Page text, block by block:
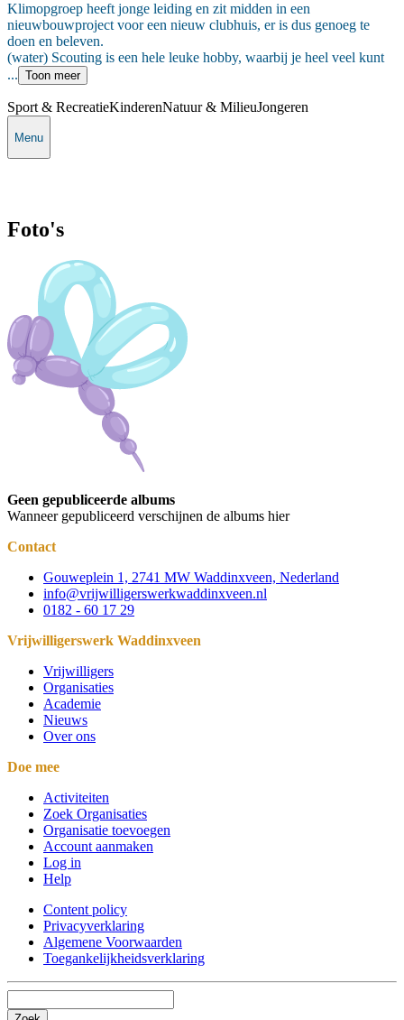
Klimopgroep heeft jonge leiding en zit midden in een
nieuwbouwproject voor een nieuw clubhuis, er is dus genoeg te
doen en beleven.
(water) Scouting is een hele leuke hobby, waarbij je heel veel kunt
... Toon meer
Sport & RecreatieKinderenNatuur & MilieuJongeren
Menu
Foto's
Geen gepubliceerde albums
Wanneer gepubliceerd verschijnen de albums hier
Contact
Gouweplein 1, 2741 MW Waddinxveen, Nederland
info@vrijwilligerswerkwaddinxveen.nl
0182 - 60 17 29
Vrijwilligerswerk Waddinxveen
Vrijwilligers
Organisaties
Academie
Nieuws
Over ons
Doe mee
Activiteiten
Zoek Organisaties
Organisatie toevoegen
Account aanmaken
Log in
Help
Content policy
Privacyverklaring
Algemene Voorwaarden
Toegankelijkheidsverklaring